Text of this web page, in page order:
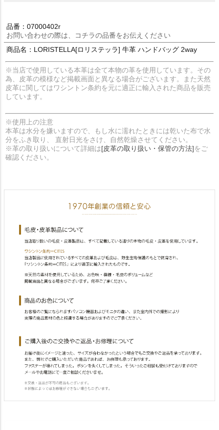
品番：07000402r
お問い合わせの際は、コチラの品番をお伝えください
商品名：LORISTELLA[ロリステッラ] 牛革 ハンドバッグ 2way
※当店で使用している本革は全て本物の革を使用しています。その
為、皮革の模様など掲載画面と異なる場合がございます。また天然
皮革に関してはワシントン条約を元に適正に輸入された商品を販売
しています。
※使用上の注意
本革は水分を嫌いますので、もし水に濡れたときには乾いた布で水
分をふき取り、 直射日光をさけ、自然乾燥させてください。
※革の取り扱いについて詳細は[皮革の取り扱い・保管の方法]をご
確認ください。